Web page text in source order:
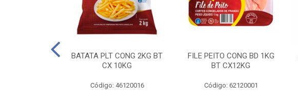
BATATA PLT CONG 2KG BT
CX 10KG
Código: 46120016
FILE PEITO CONG BD 1KG
BT CX12KG
Código: 62120001